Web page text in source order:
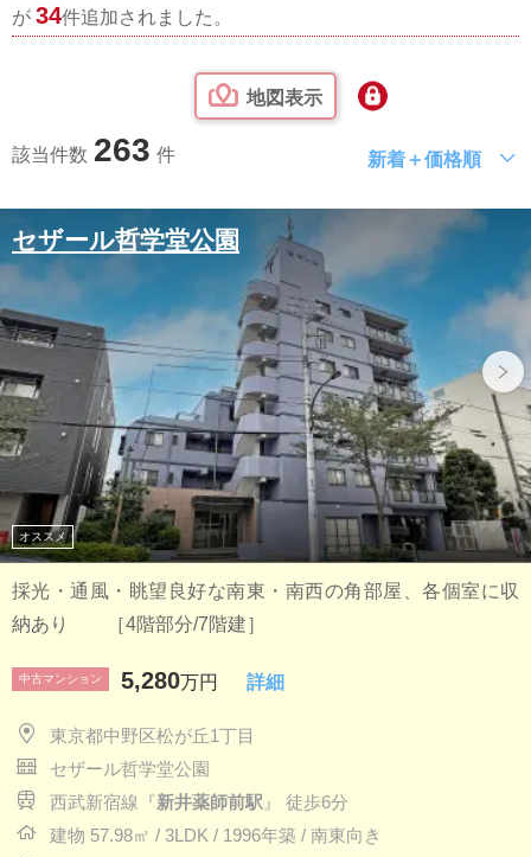
が 34件追加されました。
地図表示
該当件数 263 件 新着＋価格順
セザール哲学堂公園
オススメ
採光・通風・眺望良好な南東・南西の角部屋、各個室に収
納あり ［4階部分/7階建］
中古マンション 5,280万円 詳細
東京都中野区松が丘1丁目
セザール哲学堂公園
西武新宿線『新井薬師前駅 』 徒歩6分
建物 57.98㎡ / 3LDK / 1996年築 / 南東向き